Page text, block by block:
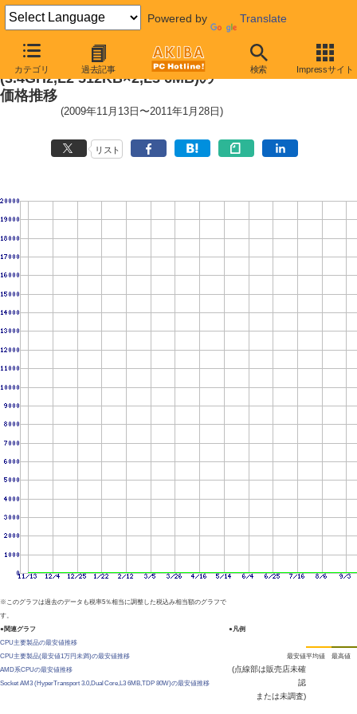
Powered by Translate
カテゴリ 過去記事 検索 Impressサイト
Phenom II X2 565 Black Edition
(3.4GHz,L2 512KB×2,L3 6MB)の
価格推移
(2009年11月13日〜2011年1月28日)
リスト
※このグラフは過去のデータも税率5％相当に調整した税込み相当額のグラフで
す。
●関連グラフ
CPU主要製品の最安値推移
CPU主要製品(最安値1万円未満)の最安値推移
AMD系CPUの最安値推移
Socket AM3 (HyperTransport 3.0,Dual Core,L3 6MB,TDP 80W)の最安値推移
●凡例
最安値
(点線部は販売店未確
認
または未調査)
平均値 最高値